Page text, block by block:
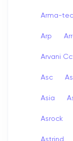
Arma-
Arp
Arvani
Asc
Asia
Asrock
Astrind